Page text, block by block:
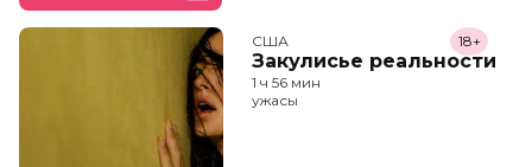
США
Закулисье реальности
18+
1 ч 56 мин
ужасы